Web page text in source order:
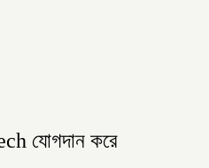
যোগদান করে